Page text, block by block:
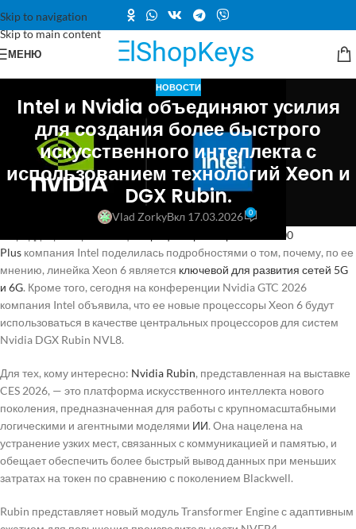
Skip to navigation
Skip to main content
МЕНЮ
НОВОСТИ
Intel и Nvidia объединяют усилия
для создания более быстрого
искусственного интеллекта с
использованием технологий Xeon и
DGX Rubin.
Vlad ZorkyВкл 17.03.2026 0
процессоров серии Core 200
Plus компания Intel поделилась подробностями о том, почему, по ее
мнению, линейка Xeon 6 является ключевой для развития сетей 5G
и 6G. Кроме того, сегодня на конференции Nvidia GTC 2026
компания Intel объявила, что ее новые процессоры Xeon 6 будут
использоваться в качестве центральных процессоров для систем
Nvidia DGX Rubin NVL8.
Для тех, кому интересно: Nvidia Rubin, представленная на выставке
CES 2026, — это платформа искусственного интеллекта нового
поколения, предназначенная для работы с крупномасштабными
логическими и агентными моделями ИИ. Она нацелена на
устранение узких мест, связанных с коммуникацией и памятью, и
обещает обеспечить более быстрый вывод данных при меньших
затратах на токен по сравнению с поколением Blackwell.
Rubin представляет новый модуль Transformer Engine с адаптивным